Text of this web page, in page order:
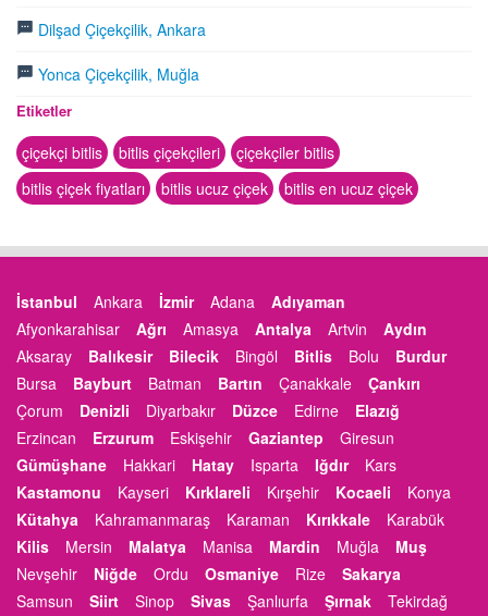
Dilşad Çiçekçilik, Ankara
Yonca Çiçekçilik, Muğla
Etiketler
çiçekçi bitlis bitlis çiçekçileri
çiçekçiler bitlis
bitlis çiçek fiyatları
bitlis ucuz çiçek bitlis en ucuz çiçek
İstanbul Ankara İzmir Adana
Adıyaman
Afyonkarahisar
Ağrı Amasya Antalya Artvin
Aydın
Aksaray
Balıkesir Bilecik Bingöl Bitlis Bolu
Burdur
Bursa
Bayburt Batman Bartın Çanakkale
Çankırı
Çorum
Denizli Diyarbakır Düzce Edirne
Elazığ
Erzincan
Erzurum Eskişehir Gaziantep
Giresun
Gümüşhane
Hakkari Hatay Isparta Iğdır
Kars
Kastamonu
Kayseri Kırklareli Kırşehir Kocaeli
Konya
Kütahya
Kahramanmaraş Karaman Kırıkkale
Karabük
Kilis
Mersin Malatya Manisa Mardin Muğla
Muş
Nevşehir
Niğde Ordu Osmaniye Rize
Sakarya
Samsun
Siirt Sinop Sivas Şanlıurfa Şırnak
Tekirdağ